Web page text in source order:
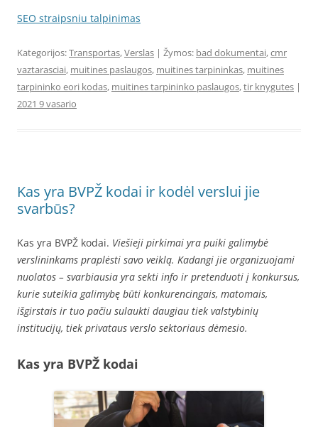
SEO straipsniu talpinimas
Kategorijos:Transportas,Verslas | Žymos: bad dokumentai,cmr
vaztarasciai, muitines paslaugos, muitines tarpininkas, muitines
tarpininko eori kodas, muitines tarpininko paslaugos,tir knygutes |
2021 9 vasario
Kas yra BVPŽ kodai ir kodėl verslui jie
svarbūs?
Kas yra BVPŽ kodai. Viešieji pirkimai yra puiki galimybė
verslininkams praplėsti savo veiklą. Kadangi jie organizuojami
nuolatos – svarbiausia yra sekti info ir pretenduoti į konkursus,
kurie suteikia galimybę būti konkurencingais, matomais,
išgirstais ir tuo pačiu sulaukti daugiau tiek valstybinių
institucijų, tiek privataus verslo sektoriaus dėmesio.
Kas yra BVPŽ kodai